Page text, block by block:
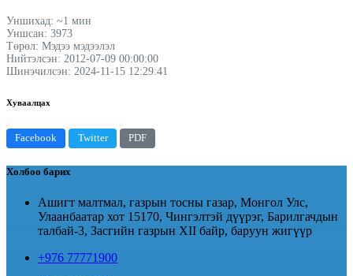
Уншихад: ~1 мин
Уншсан: 3973
Төрөл: Мэдээ мэдээлэл
Нийтэлсэн: 2012-07-09 00:00:00
Шинэчилсэн: 2024-11-15 12:29:41
Хуваалцах
Facebook Twitter PDF
Холбоо барих
Ашигт малтмал, газрын тосны газар, Монгол Улс,
Улаанбаатар хот 15170, Чингэлтэй дүүрэг, Барилгачдын
талбай-3, Засгийн газрын XII байр, баруун жигүүр
+976 77771900